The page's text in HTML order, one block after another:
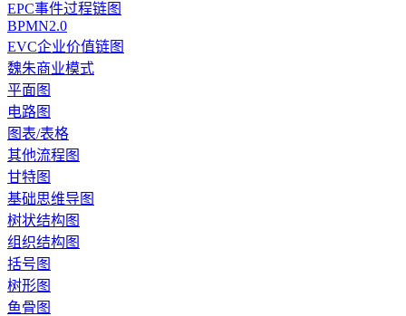
EPC事件过程链图
BPMN2.0
EVC企业价值链图
魏朱商业模式
平面图
电路图
图表/表格
其他流程图
甘特图
基础思维导图
树状结构图
组织结构图
括号图
树形图
鱼骨图